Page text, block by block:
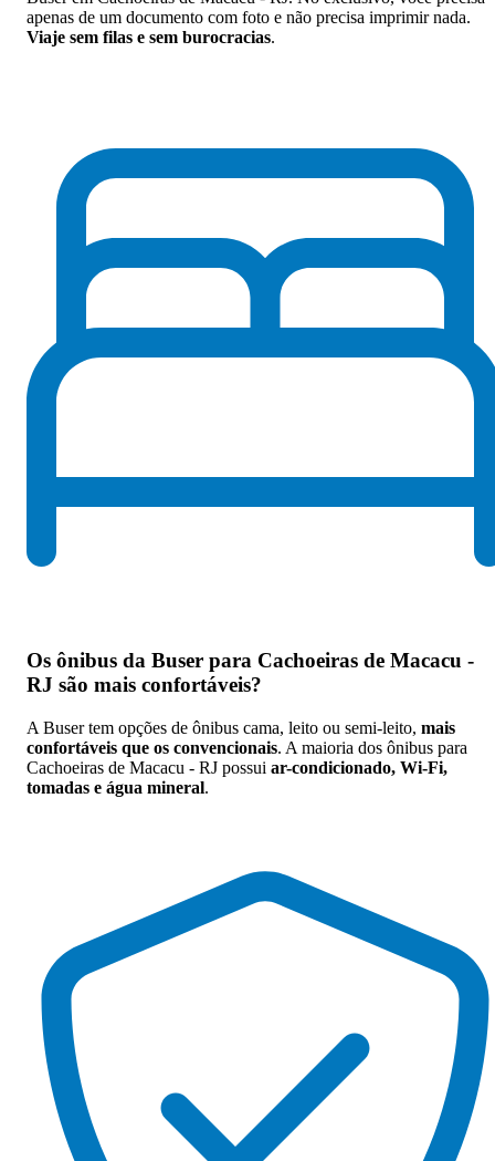
apenas de um documento com foto e não precisa imprimir nada.
Viaje sem filas e sem burocracias.
Os ônibus da Buser para Cachoeiras de Macacu -
RJ são mais confortáveis?
A Buser tem opções de ônibus cama, leito ou semi-leito, mais
confortáveis que os convencionais. A maioria dos ônibus para
Cachoeiras de Macacu - RJ possui ar-condicionado, Wi-Fi,
tomadas e água mineral.